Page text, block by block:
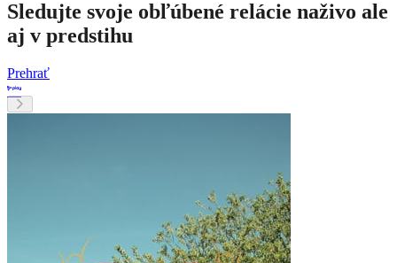
Sledujte svoje obľúbené relácie naživo ale
aj v predstihu
Prehrať